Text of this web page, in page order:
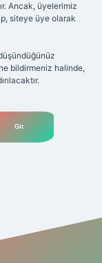
Ancak, üyelerimiz
siteye üye olarak
bildirmeniz halinde,
m elexbet